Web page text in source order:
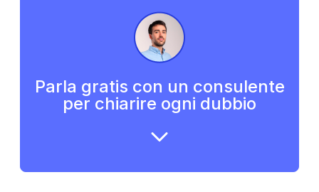
Parla gratis con un consulente
per chiarire ogni dubbio